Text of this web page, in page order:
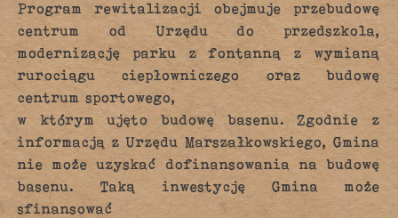
Program rewitalizacji obejmuje przebudowę
centrum od Urzędu do przedszkola,
modernizację parku z fontanną z wymianą
rurociągu ciepłowniczego oraz budowę
centrum sportowego,
w którym ujęto budowę basenu. Zgodnie z
informacją z Urzędu Marszałkowskiego, Gmina
nie może uzyskać dofinansowania na budowę
basenu. Taką inwestycję Gmina może
sfinansować